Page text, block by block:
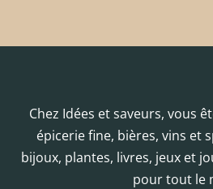
Chez Idées et saveurs, vous
épicerie fine, bières, vins et
bijoux, plantes, livres, jeux et
pour tout le